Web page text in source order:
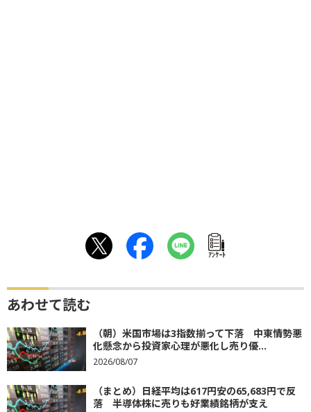
ｱﾝｹｰﾄ
あわせて読む
（朝）米国市場は3指数揃って下落 中東情勢悪
化懸念から投資家心理が悪化し売り優...
2026/08/07
（まとめ）日経平均は617円安の65,683円で反
落 半導体株に売りも好業績銘柄が支え